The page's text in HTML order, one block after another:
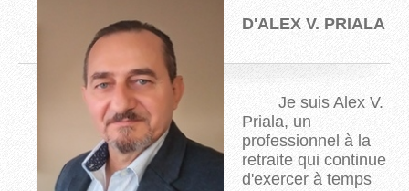
D'ALEX V. PRIALA
Je suis Alex V.
Priala, un
professionnel à la
retraite qui continue
d'exercer à temps